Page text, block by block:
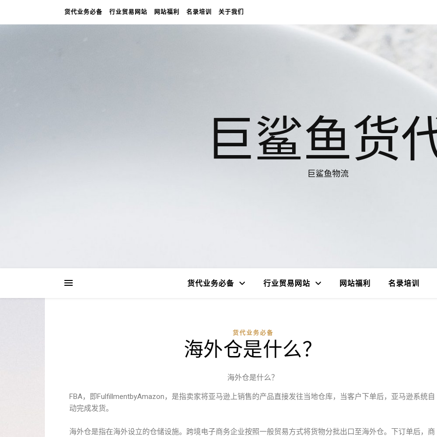
货代业务必备 行业贸易网站 网站福利 名录培训 关于我们
巨鲨鱼货
巨鲨鱼物流
货代业务必备 行业贸易网站 网站福利 名录培训
货代业务必备
海外仓是什么？
海外仓是什么？
FBA，即FulfillmentbyAmazon，是指卖家将亚马逊上销售的产品直接发往当地仓库，当客户下单后，亚马逊系统自
动完成发货。
海外仓是指在海外设立的仓储设施。跨境电子商务企业按照一般贸易方式将货物分批出口至海外仓。下订单后，商